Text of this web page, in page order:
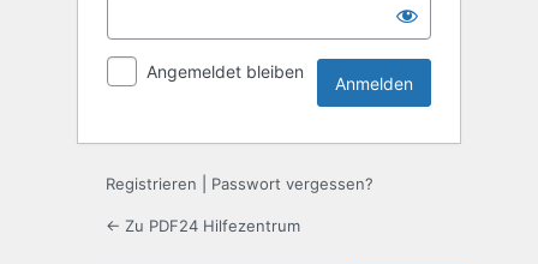
Angemeldet bleiben
Registrieren Passwort vergessen?
← Zu PDF24 Hilfezentrum